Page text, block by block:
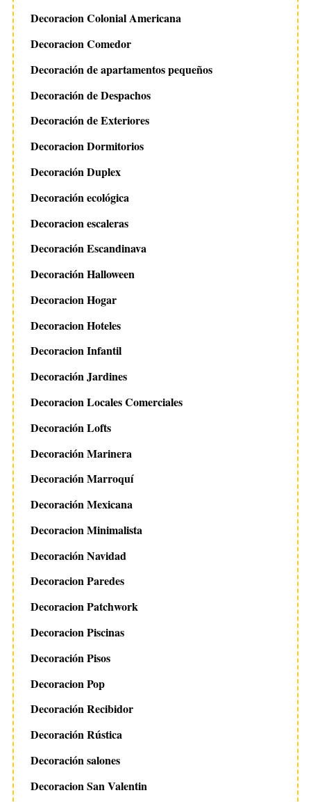
Decoracion Colonial Americana
Decoracion Comedor
Decoración de apartamentos pequeños
Decoración de Despachos
Decoración de Exteriores
Decoracion Dormitorios
Decoración Duplex
Decoración ecológica
Decoracion escaleras
Decoración Escandinava
Decoración Halloween
Decoracion Hogar
Decoracion Hoteles
Decoracion Infantil
Decoración Jardines
Decoracion Locales Comerciales
Decoración Lofts
Decoración Marinera
Decoración Marroquí
Decoración Mexicana
Decoracion Minimalista
Decoración Navidad
Decoracion Paredes
Decoracion Patchwork
Decoracion Piscinas
Decoración Pisos
Decoracion Pop
Decoración Recibidor
Decoración Rústica
Decoración salones
Decoracion San Valentin